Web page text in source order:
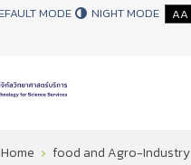
MODE NIGHT MODE AA
Home food and Agro-Industry